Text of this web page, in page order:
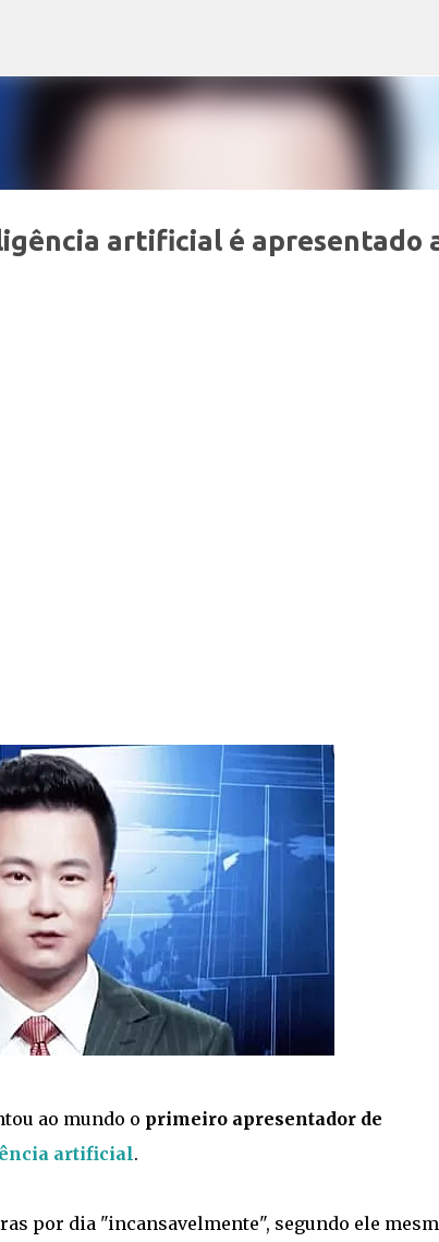
artificial é apresentado
ao mundo o primeiro apresentador de
artificial.
por dia "incansavelmente", segundo ele